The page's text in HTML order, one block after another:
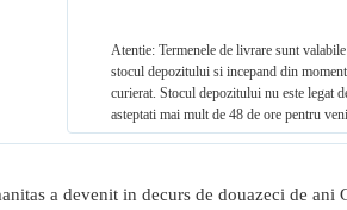
Atentie: Termenele de livrare sunt
stocul depozitului si incepand din
curierat. Stocul depozitului nu este legat
asteptati mai mult de 48 de ore pentru
a devenit in decurs de douazeci de